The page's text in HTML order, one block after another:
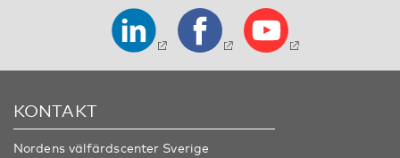
KONTAKT
Nordens välfärdscenter Sverige